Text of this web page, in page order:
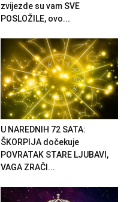
zvijezde su vam SVE
POSLOŽILE, ovo...
U NAREDNIH 72 SATA:
ŠKORPIJA dočekuje
POVRATAK STARE LJUBAVI,
VAGA ZRAČI...